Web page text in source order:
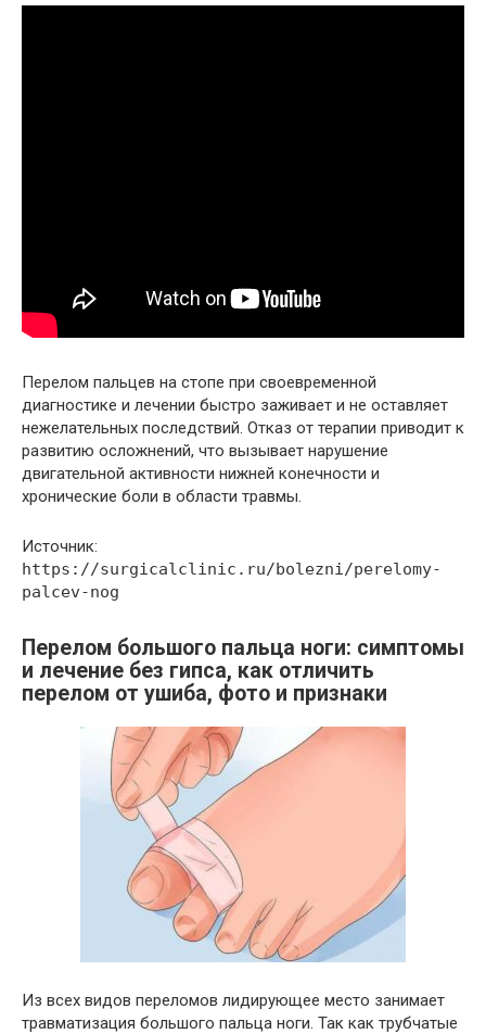
Перелом пальцев на стопе при своевременной
диагностике и лечении быстро заживает и не оставляет
нежелательных последствий. Отказ от терапии приводит к
развитию осложнений, что вызывает нарушение
двигательной активности нижней конечности и
хронические боли в области травмы.
Источник:
https://surgicalclinic.ru/bolezni/perelomy-
palcev-nog
Перелом большого пальца ноги: симптомы
и лечение без гипса, как отличить
перелом от ушиба, фото и признаки
Из всех видов переломов лидирующее место занимает
травматизация большого пальца ноги. Так как трубчатые